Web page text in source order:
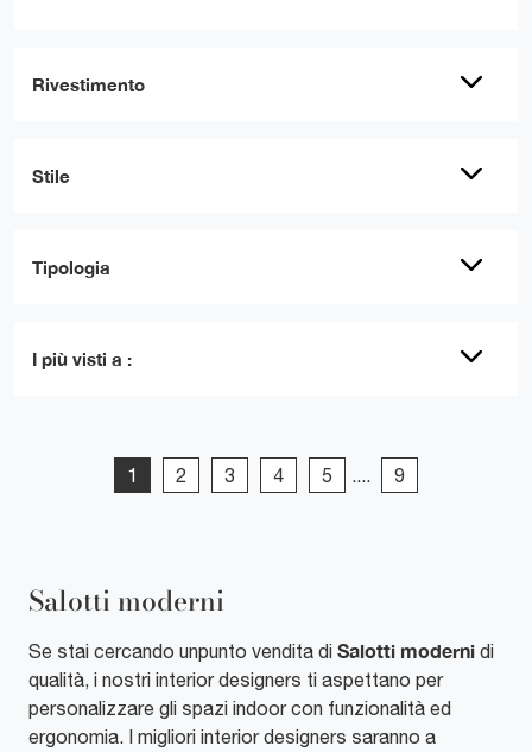
Rivestimento
Stile
Tipologia
I più visti a :
1 2 3 4 5 .... 9
Salotti moderni
Se stai cercando unpunto vendita di Salotti moderni di
qualità, i nostri interior designers ti aspettano per
personalizzare gli spazi indoor con funzionalità ed
ergonomia. I migliori interior designers saranno a